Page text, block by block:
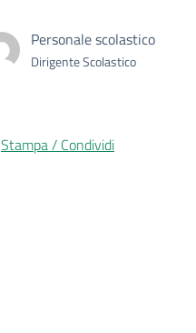
Personale scolastico
Dirigente Scolastico
Stampa / Condividi